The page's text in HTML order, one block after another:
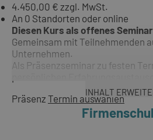
4.450,00 € zzgl. MwSt.
An 0 Standorten oder online
Diesen Kurs als offenes
Gemeinsam mit Teilnehmenden
Unternehmen.
Als Präsenzseminar zu festen
INHALT
Präsenz Termin auswählen